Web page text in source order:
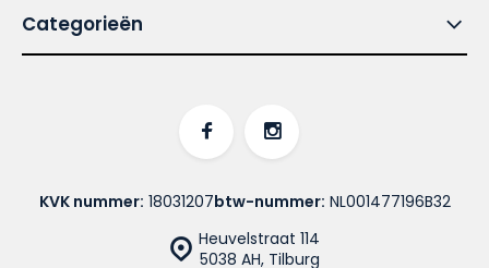
Categorieën
Heuvelstraat 114
5038 AH, Tilburg
KVK nummer: 18031207btw-nummer: NL001477196B32